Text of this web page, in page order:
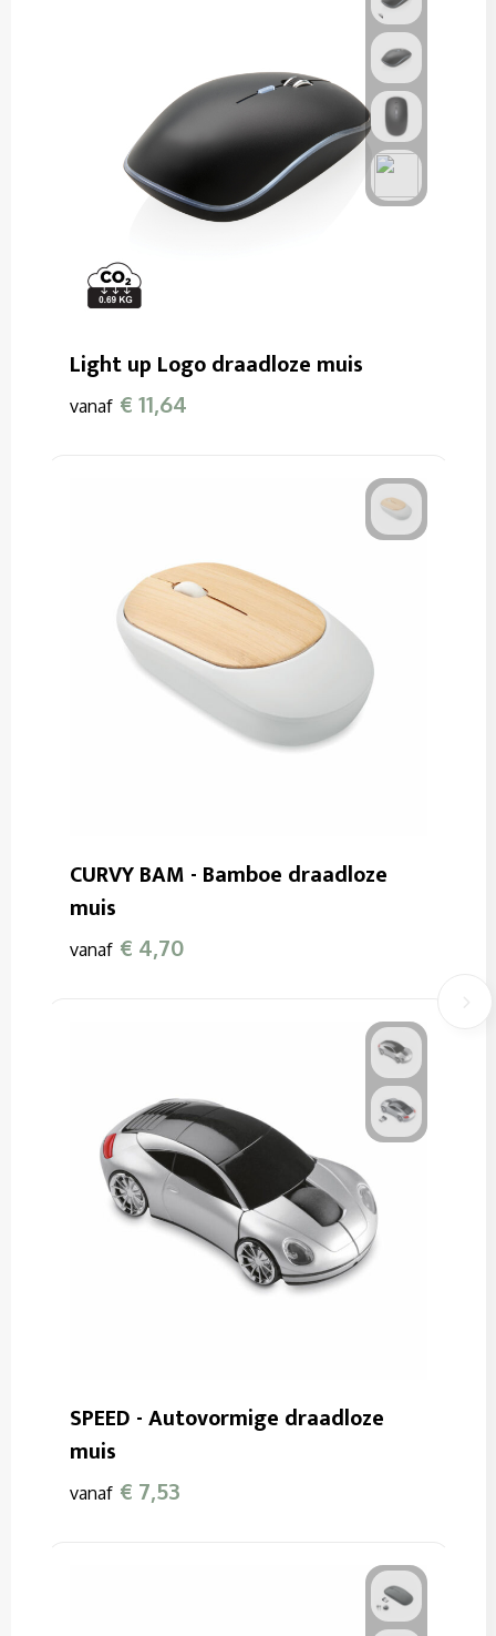
Light up Logo draadloze muis
vanaf € 11,64
CURVY BAM - Bamboe draadloze
muis
vanaf € 4,70
SPEED - Autovormige draadloze
muis
vanaf € 7,53